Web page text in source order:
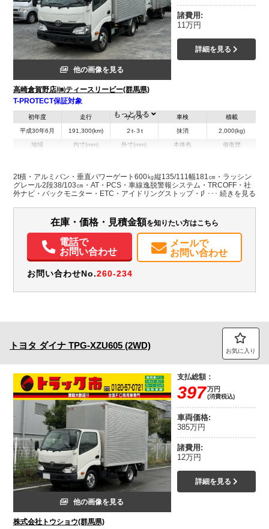
他の画像を見る
高崎倉賀野店/㈱ティースリービー(群馬県)
T-PROTECT保証対象
諸費用:
11万円
詳細を見る
初年度
平成30年6月
走行
191,300(km)
サイズ
２t-３t
車検
抹消
積載
2,000(kg)
地域 内寸(mm)
H:2,090
外寸(mm)
H:2,990
本体色 修復歴
装備情報
電動格納ミラー
カーナビ ETC バックモニター
もっと見る
2t積・アルミバン・垂直パワーゲート600㎏縦135/111幅181㎝・ラッシン
グレール2段38/103㎝・AT・PCS・車線逸脱警報システム・TRCOFF・社
外ナビ・バックモニター・ETC・アイドリングストップ・内装クリーニン
在庫・価格・見積金額を知りたい方はこちら
電話で
お問い合わせ
メールで
お問い合わせ
お問い合わせNo.260-234
トヨタ ダイナ TPG-XZU605 (2WD) お気に入り
他の画像を見る
株式会社トウショウ(群馬県)
支払総額：
397万円
(消費税込)
車両価格:
385万円
諸費用:
12万円
詳細を見る